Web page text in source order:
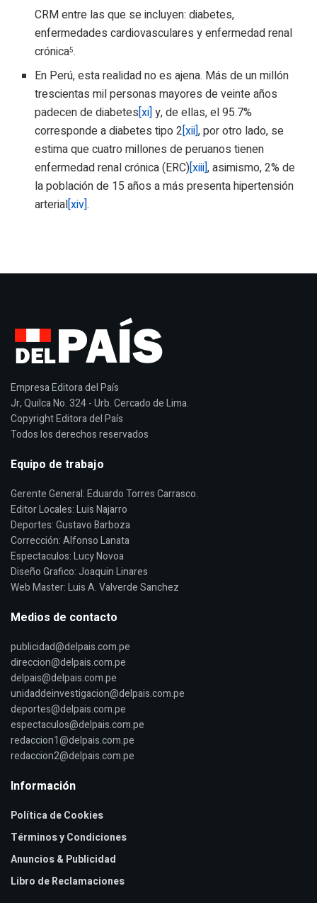
CRM entre las que se incluyen: diabetes,
enfermedades cardiovasculares y enfermedad renal
crónica5.
En Perú, esta realidad no es ajena. Más de un millón
trescientas mil personas mayores de veinte años
padecen de diabetes[xi] y, de ellas, el 95.7%
corresponde a diabetes tipo 2[xii], por otro lado, se
estima que cuatro millones de peruanos tienen
enfermedad renal crónica (ERC)[xiii], asimismo, 2% de
la población de 15 años a más presenta hipertensión
arterial[xiv].
Empresa Editora del País
Jr, Quilca No. 324 - Urb. Cercado de Lima.
Copyright Editora del País
Todos los derechos reservados
Equipo de trabajo
Gerente General: Eduardo Torres Carrasco.
Editor Locales: Luis Najarro
Deportes: Gustavo Barboza
Corrección: Alfonso Lanata
Espectaculos: Lucy Novoa
Diseño Grafico: Joaquin Linares
Web Master: Luis A. Valverde Sanchez
Medios de contacto
publicidad@delpais.com.pe
direccion@delpais.com.pe
delpais@delpais.com.pe
unidaddeinvestigacion@delpais.com.pe
deportes@delpais.com.pe
espectaculos@delpais.com.pe
redaccion1@delpais.com.pe
redaccion2@delpais.com.pe
Información
Política de Cookies
Términos y Condiciones
Anuncios & Publicidad
Libro de Reclamaciones